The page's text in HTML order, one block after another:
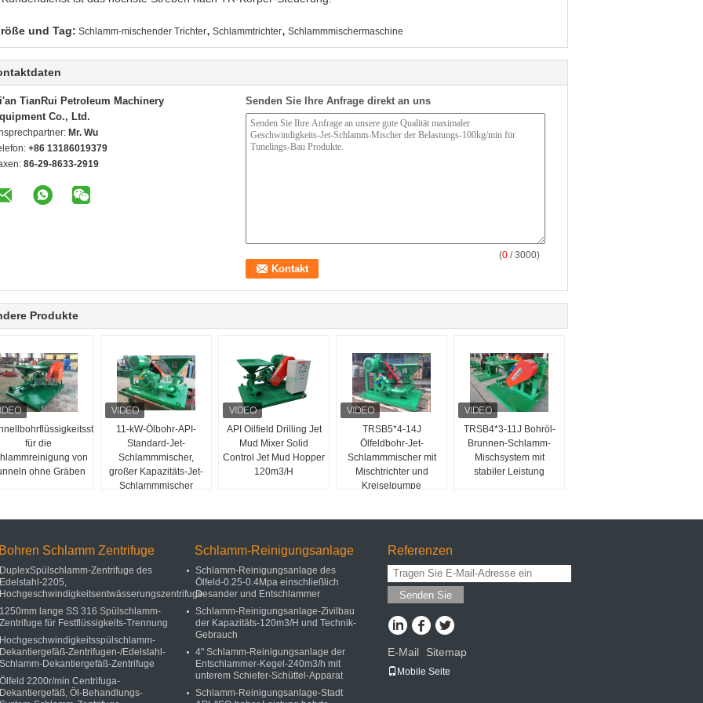
und Tag: Schlamm-mischender Trichter, Schlammtrichter, Schlammmischermaschine
TianRui Petroleum Machinery
Co., Ltd.
Mr. Wu
+86 13186019379
86-29-8633-2919
Senden Sie Ihre Anfrage direkt an uns
(0 / 3000)
Produkte
für die
von
ohne Gräben
11-kW-Ölbohr-API-
Standard-Jet-
Schlammmischer,
großer Kapazitäts-Jet-
Schlammmischer
API Oilfield Drilling Jet
Mud Mixer Solid
Control Jet Mud Hopper
120m3/H
TRSB5*4-14J
Ölfeldbohr-Jet-
Schlammmischer mit
Mischtrichter und
Kreiselpumpe
TRSB4*3-11J Bohröl-
Brunnen-Schlamm-
Mischsystem mit
stabiler Leistung
Bohren Schlamm Zentrifuge
DuplexSpülschlamm-Zentrifuge des
Edelstahl-2205,
Hochgeschwindigkeitsentwässerungszentrifuge
1250mm lange SS 316 Spülschlamm-
Zentrifuge für Festflüssigkeits-Trennung
Hochgeschwindigkeitsspülschlamm-
Dekantiergefäß-Zentrifugen-/Edelstahl-
Schlamm-Dekantiergefäß-Zentrifuge
Ölfeld 2200r/min Centrifuga-
Dekantiergefäß, Öl-Behandlungs-
Schlamm-Reinigungsanlage
Schlamm-Reinigungsanlage des
Ölfeld-0.25-0.4Mpa einschließlich
Desander und Entschlammer
Schlamm-Reinigungsanlage-Zivilbau
der Kapazitäts-120m3/H und Technik-
Gebrauch
4" Schlamm-Reinigungsanlage der
Entschlammer-Kegel-240m3/h mit
unterem Schiefer-Schüttel-Apparat
Schlamm-Reinigungsanlage-Stadt
Referenzen
Senden Sie
E-Mail Sitemap
Mobile Seite